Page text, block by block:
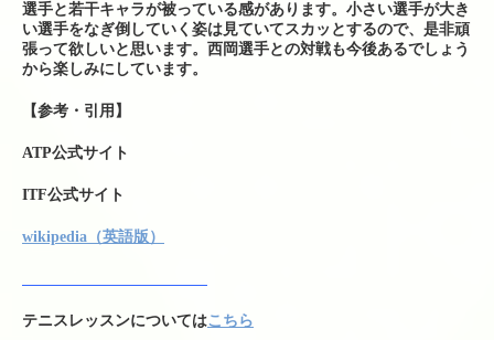
選手と若干キャラが被っている感があります。小さい選手が大き
い選手をなぎ倒していく姿は見ていてスカッとするので、是非頑
張って欲しいと思います。西岡選手との対戦も今後あるでしょう
から楽しみにしています。
【参考・引用】
ATP公式サイト
ITF公式サイト
wikipedia（英語版）
テニスレッスンについてはこちら